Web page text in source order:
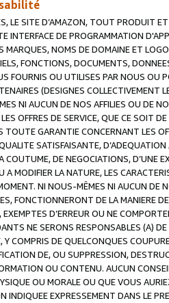
LE SITE D’AMAZON, TOUT PRODUIT
INTERFACE DE PROGRAMMATION
MARQUES, NOMS DE DOMAINE ET
FONCTIONS, DOCUMENTS,
FOURNIS OU UTILISES PAR NOUS OU
(DESIGNES COLLECTIVEMENT
NI AUCUN DE NOS AFFILIES OU DE
OFFRES DE SERVICE, QUE CE SOIT
GARANTIE CONCERNANT LES
SATISFAISANTE,
COUTUME, DE NEGOCIATIONS, D’UNE
A MODIFIER LA NATURE, LES
NI NOUS-MÊMES NI AUCUN DE
FONCTIONNERONT DE LA MANIERE
D’ERREUR OU NE
NE SERONS RESPONSABLES (A)
Y COMPRIS DE QUELCONQUES
DE, OU SUPPRESSION,
OU CONTENU. AUCUN
OU MORALE OU QUE VOUS
INDIQUEE EXPRESSEMENT DANS LE